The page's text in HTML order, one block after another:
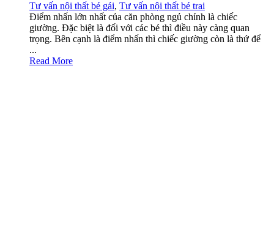
Tư vấn nội thất bé gái, Tư vấn nội thất bé trai
Điểm nhấn lớn nhất của căn phòng ngủ chính là chiếc
giường. Đặc biệt là đối với các bé thì điều này càng quan
trọng. Bên cạnh là điểm nhấn thì chiếc giường còn là thứ để
...
Read More